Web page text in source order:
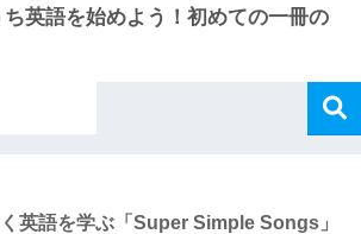
英語を始めよう！初めての一冊の
英語を学ぶ「Super Simple Songs」